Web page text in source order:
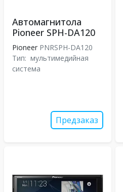
Автомагнитола
Pioneer SPH-DA120
Pioneer PNRSPH-DA120
Тип: мультимедийная
система
Предзаказ